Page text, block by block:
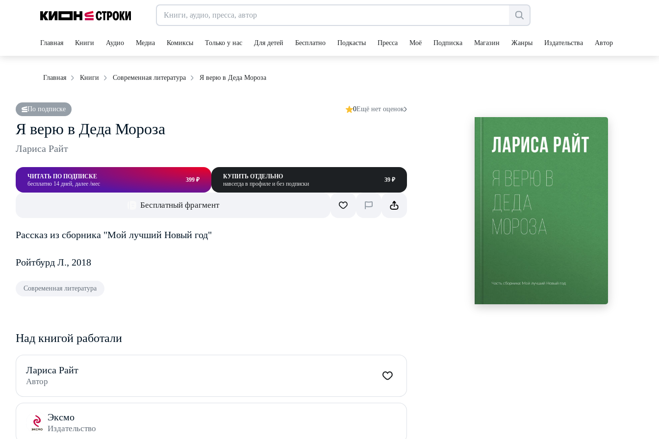
Главная Книги Аудио Медиа Комиксы Только у нас Для детей Бесплатно Подкасты Пресса Моё Подписка Магазин Жанры Издательства Авторы
Главная Книги Современная литература Я верю в Деда Мороза
По подписке 0Ещё нет оценок
Я верю в Деда Мороза
Лариса Райт
ЧИТАТЬ ПО ПОДПИСКЕ
бесплатно 14 дней, далее /мес
399 ₽
КУПИТЬ ОТДЕЛЬНО
навсегда в профиле и без подписки
39 ₽
Бесплатный фрагмент
Рассказ из сборника "Мой лучший Новый год"
Ройтбурд Л., 2018
Современная литература
Над книгой работали
Лариса Райт
Автор
Эксмо
Издательство